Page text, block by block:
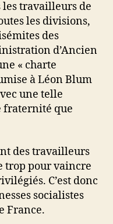
travailleurs de
les divisions,
des
d’Ancien
« charte
à Léon Blum
une telle
fraternité que
des travailleurs
trop pour vaincre
C’est donc
socialistes
France.